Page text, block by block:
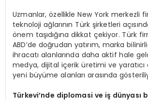
Uzmanlar, özellikle New York merkezli
teknoloji ağlarının Türk şirketleri
önem taşıdığına dikkat çekiyor. Türk
ABD’de doğrudan yatırım, marka
ihracatı alanlarında daha aktif hale
medya, dijital içerik üretimi ve
yeni büyüme alanları arasında
Türkevi’nde diplomasi ve iş dünyası